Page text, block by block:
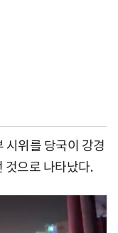
시위를 당국이 강경
것으로 나타났다.